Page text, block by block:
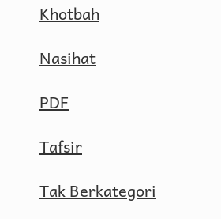
Khotbah
Nasihat
PDF
Tafsir
Tak Berkategori